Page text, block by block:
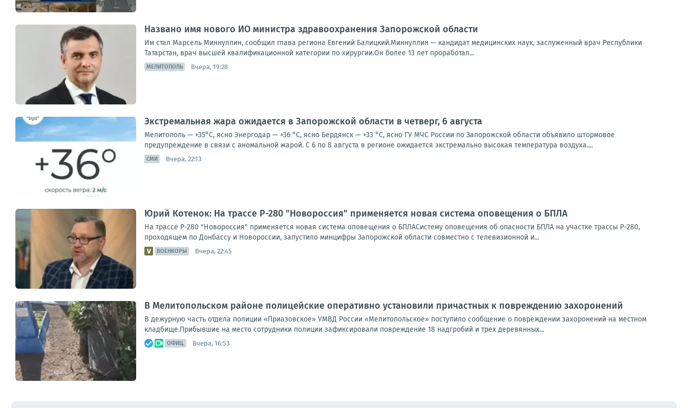
Названо имя нового ИО министра здравоохранения Запорожской области
Им стал Марсель Миннуллин, сообщил глава региона Евгений Балицкий.Миннуллин — кандидат медицинских наук, заслуженный врач Республики
Татарстан, врач высшей квалификационной категории по хирургии.Он более 13 лет проработал...
МЕЛИТОПОЛЬ Вчера, 19:28
Экстремальная жара ожидается в Запорожской области в четверг, 6 августа
Мелитополь — +35°С, ясно Энергодар — +36 °С, ясно Бердянск — +33 °С, ясно ГУ МЧС России по Запорожской области объявило штормовое
предупреждение в связи с аномальной жарой. С 6 по 8 августа в регионе ожидается экстремально высокая температура воздуха....
СМИ Вчера, 22:13
Юрий Котенок: На трассе Р-280 "Новороссия" применяется новая система оповещения о БПЛА
На трассе Р-280 "Новороссия" применяется новая система оповещения о БПЛАСистему оповещения об опасности БПЛА на участке трассы Р-280,
проходящем по Донбассу и Новороссии, запустило минцифры Запорожской области совместно с телевизионной и...
ВОЕНКОРЫ Вчера, 22:45
В Мелитопольском районе полицейские оперативно установили причастных к повреждению захоронений
В дежурную часть отдела полиции «Приазовское» УМВД России «Мелитопольское» поступило сообщение о повреждении захоронений на местном
кладбище.Прибывшие на место сотрудники полиции зафиксировали повреждение 18 надгробий и трех деревянных...
ОФИЦ. Вчера, 16:53